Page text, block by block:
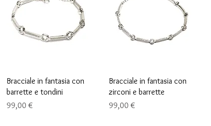
Vista rápida
Bracciale in fantasia con
barrette e tondini
Precio
99,00 €
Vista rápida
Bracciale in fantasia con
zirconi e barrette
Precio
99,00 €